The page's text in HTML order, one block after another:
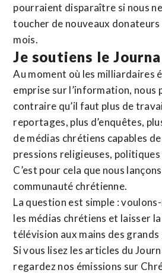
pourraient disparaître si nous
toucher de nouveaux donateurs
mois.
Je soutiens le
Au moment où les milliardaires
emprise sur l’information, nous
contraire qu’il faut plus de
reportages, plus d’enquêtes,
de médias chrétiens capables
pressions religieuses,
C’est pour cela que nous
communauté chrétienne.
La question est simple :
les médias chrétiens et laisser
télévision aux mains des grands
Si vous lisez les articles du
regardez nos émissions sur